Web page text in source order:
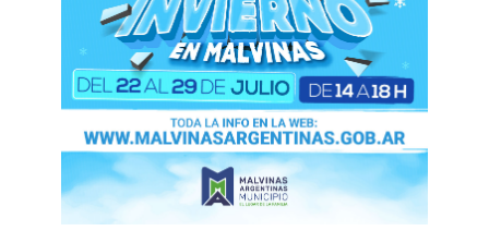
recaía sobre los asalariados. Lejos de ser
excepcional, el ajuste se volvió método,
nuevamente recortes en 2019, nuevas tensiones
entre 2021 y 2022, y al mismo tiempo ventajas
comerciales durante la presidencia de Alberto
Fernández mediante medidas que protegieron su
producción frente a las importaciones.